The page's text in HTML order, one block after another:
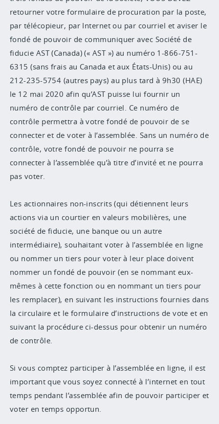
retourner votre formulaire de procuration par la poste,
par télécopieur, par Internet ou par courriel et aviser le
fondé de pouvoir de communiquer avec Société de
fiducie AST (Canada) (« AST ») au numéro 1-866-751-
6315 (sans frais au Canada et aux États-Unis) ou au
212-235-5754 (autres pays) au plus tard à 9h30 (HAE)
le 12 mai 2020 afin qu’AST puisse lui fournir un
numéro de contrôle par courriel. Ce numéro de
contrôle permettra à votre fondé de pouvoir de se
connecter et de voter à l’assemblée. Sans un numéro de
contrôle, votre fondé de pouvoir ne pourra se
connecter à l’assemblée qu’à titre d’invité et ne pourra
pas voter.
Les actionnaires non-inscrits (qui détiennent leurs
actions via un courtier en valeurs mobilières, une
société de fiducie, une banque ou un autre
intermédiaire), souhaitant voter à l’assemblée en ligne
ou nommer un tiers pour voter à leur place doivent
nommer un fondé de pouvoir (en se nommant eux-
mêmes à cette fonction ou en nommant un tiers pour
les remplacer), en suivant les instructions fournies dans
la circulaire et le formulaire d’instructions de vote et en
suivant la procédure ci-dessus pour obtenir un numéro
de contrôle.
Si vous comptez participer à l’assemblée en ligne, il est
important que vous soyez connecté à l’internet en tout
temps pendant l’assemblée afin de pouvoir participer et
voter en temps opportun.